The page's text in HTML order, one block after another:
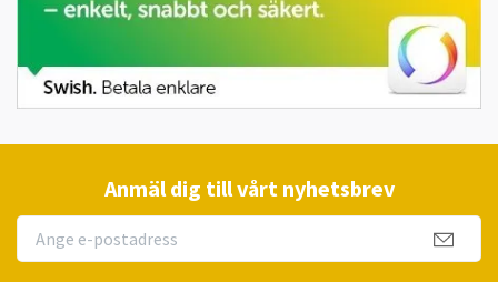
Anmäl dig till vårt nyhetsbrev